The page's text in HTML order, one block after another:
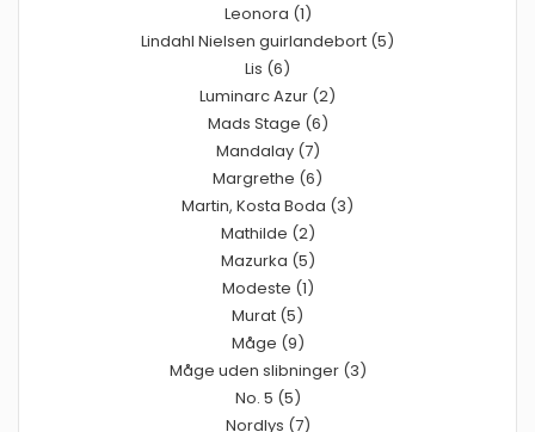
Leonora (1)
Lindahl Nielsen guirlandebort (5)
Lis (6)
Luminarc Azur (2)
Mads Stage (6)
Mandalay (7)
Margrethe (6)
Martin, Kosta Boda (3)
Mathilde (2)
Mazurka (5)
Modeste (1)
Murat (5)
Måge (9)
Måge uden slibninger (3)
No. 5 (5)
Nordlys (7)